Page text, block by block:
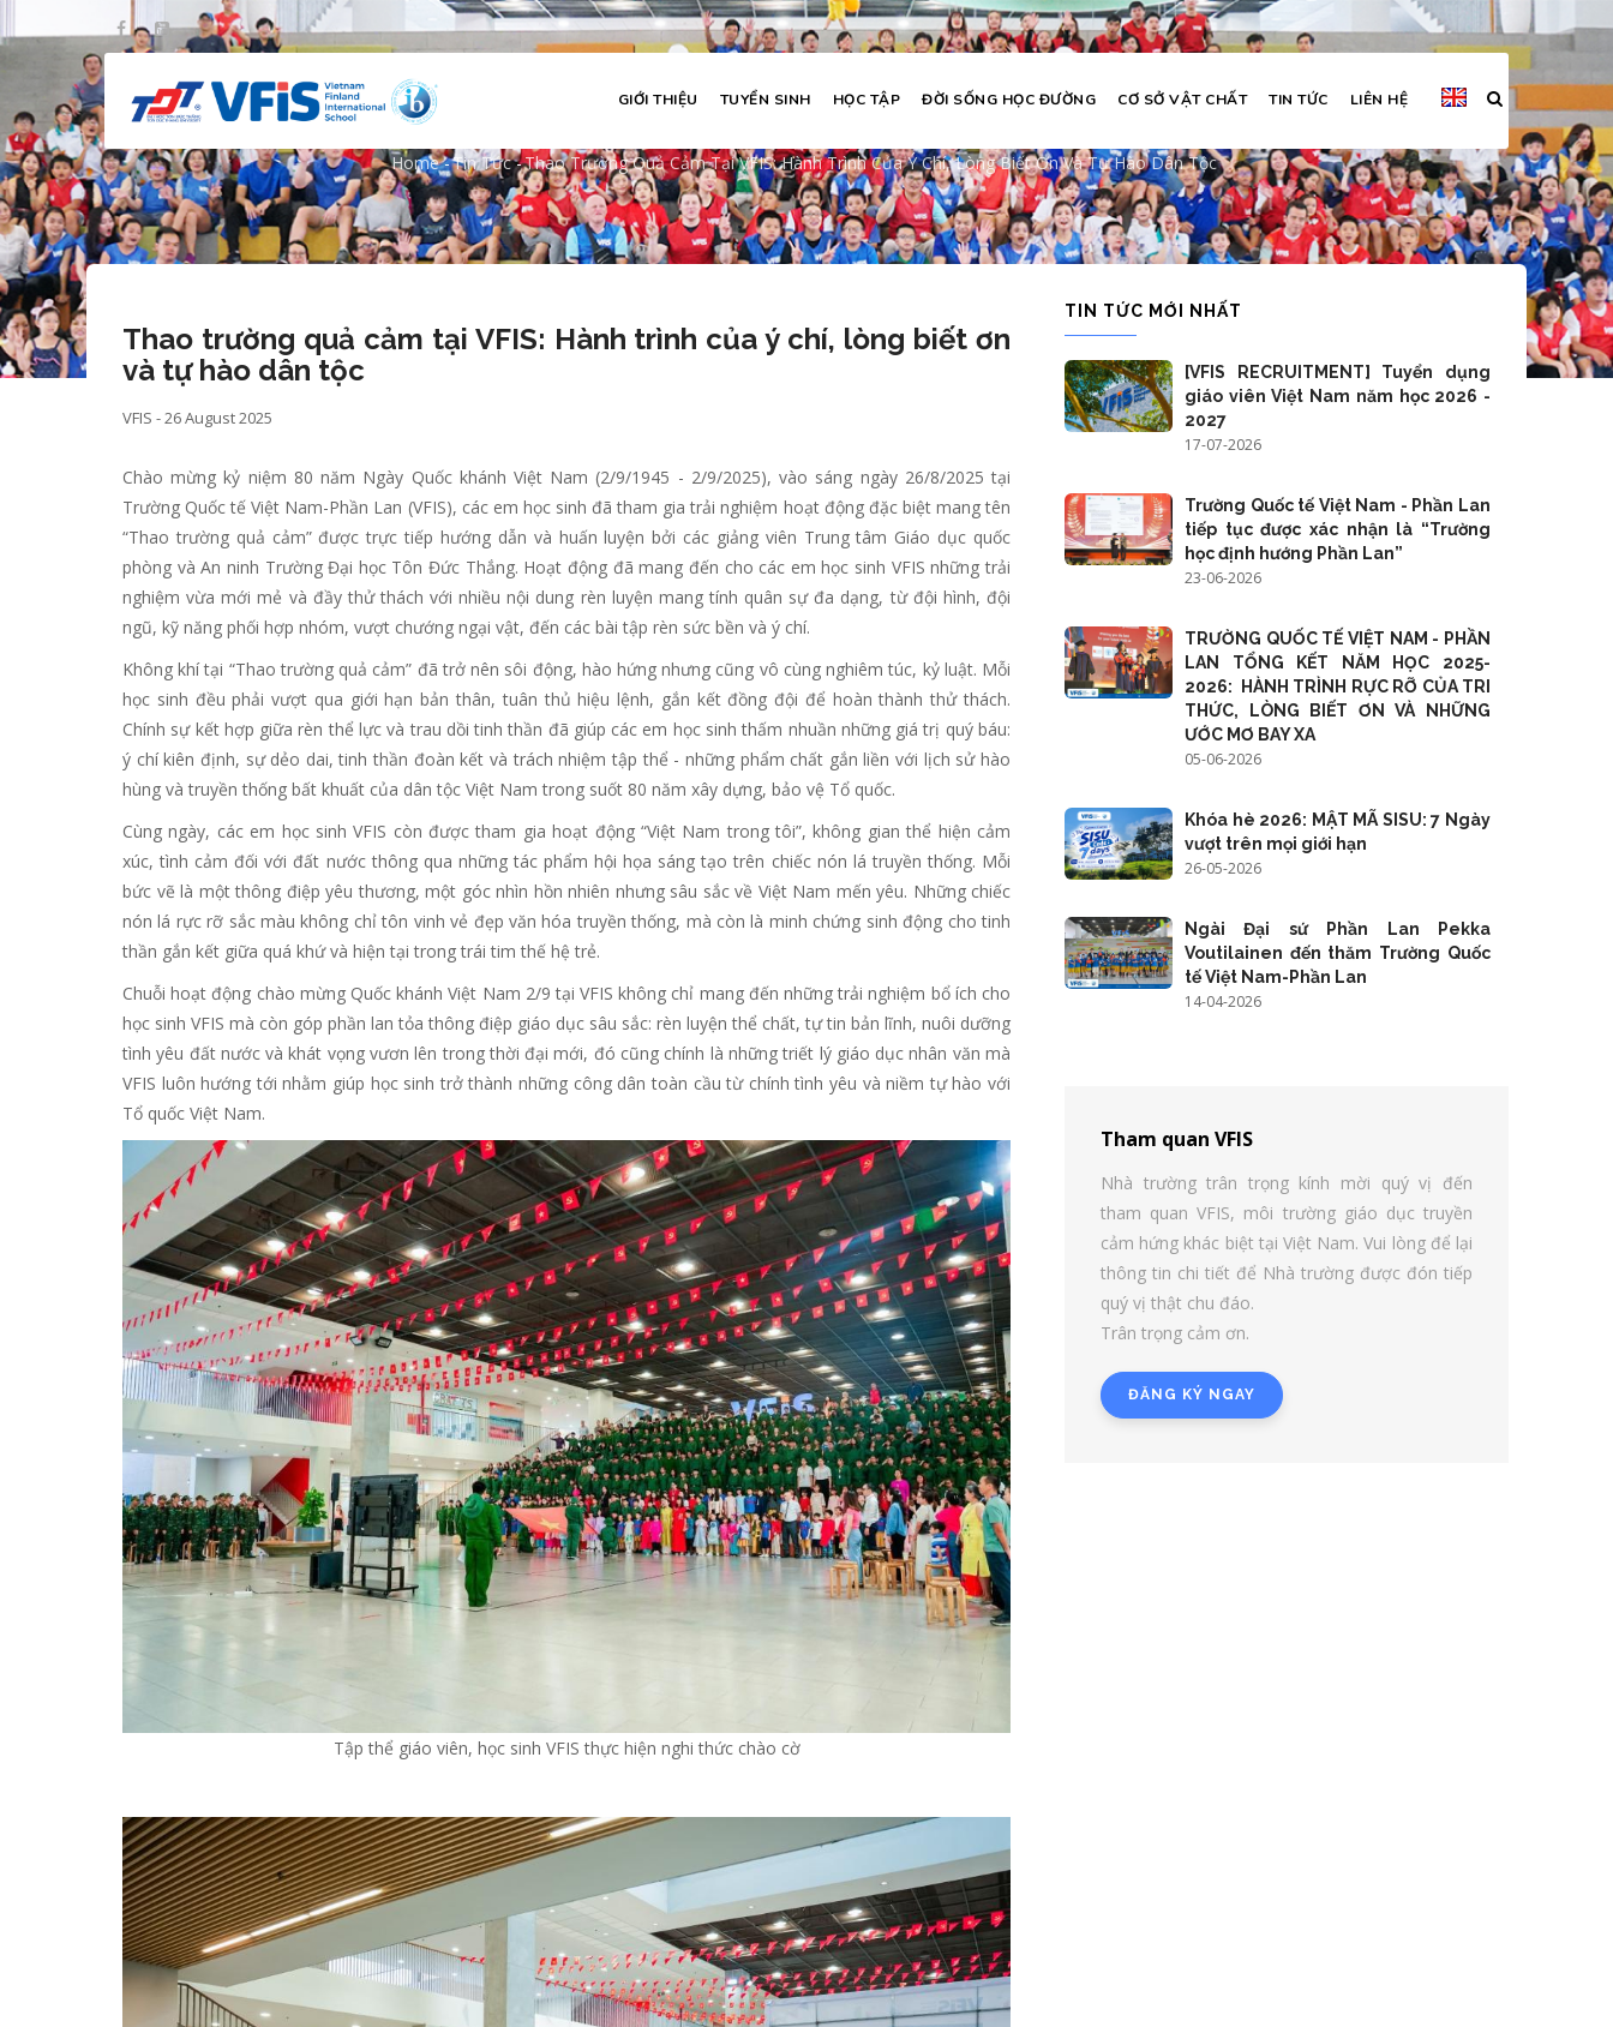
to
content
GIỚI THIỆU TUYỂN SINH HỌC TẬP ĐỜI SỐNG HỌC ĐƯỜNG CƠ SỞ VẬT CHẤT TIN TỨC LIÊN HỆ
Thao trường quả cảm tại VFIS: Hành trình của ý chí, lòng biết ơn và tự hào dân tộc
Breadcrumb
Home -Tin Tức -Thao Trường Quả Cảm Tại VFIS: Hành Trình Của Ý Chí, Lòng Biết Ơn Và Tự Hào Dân Tộc
Thao trường quả cảm tại VFIS: Hành trình của ý chí, lòng biết ơn
và tự hào dân tộc
VFIS - 26 August 2025
Chào mừng kỷ niệm 80 năm Ngày Quốc khánh Việt Nam (2/9/1945 - 2/9/2025), vào sáng ngày 26/8/2025 tại
Trường Quốc tế Việt Nam-Phần Lan (VFIS), các em học sinh đã tham gia trải nghiệm hoạt động đặc biệt mang tên
“Thao trường quả cảm” được trực tiếp hướng dẫn và huấn luyện bởi các giảng viên Trung tâm Giáo dục quốc
phòng và An ninh Trường Đại học Tôn Đức Thắng. Hoạt động đã mang đến cho các em học sinh VFIS những trải
nghiệm vừa mới mẻ và đầy thử thách với nhiều nội dung rèn luyện mang tính quân sự đa dạng, từ đội hình, đội
ngũ, kỹ năng phối hợp nhóm, vượt chướng ngại vật, đến các bài tập rèn sức bền và ý chí.
Không khí tại “Thao trường quả cảm” đã trở nên sôi động, hào hứng nhưng cũng vô cùng nghiêm túc, kỷ luật. Mỗi
học sinh đều phải vượt qua giới hạn bản thân, tuân thủ hiệu lệnh, gắn kết đồng đội để hoàn thành thử thách.
Chính sự kết hợp giữa rèn thể lực và trau dồi tinh thần đã giúp các em học sinh thấm nhuần những giá trị quý báu:
ý chí kiên định, sự dẻo dai, tinh thần đoàn kết và trách nhiệm tập thể - những phẩm chất gắn liền với lịch sử hào
hùng và truyền thống bất khuất của dân tộc Việt Nam trong suốt 80 năm xây dựng, bảo vệ Tổ quốc.
Cùng ngày, các em học sinh VFIS còn được tham gia hoạt động “Việt Nam trong tôi”, không gian thể hiện cảm
xúc, tình cảm đối với đất nước thông qua những tác phẩm hội họa sáng tạo trên chiếc nón lá truyền thống. Mỗi
bức vẽ là một thông điệp yêu thương, một góc nhìn hồn nhiên nhưng sâu sắc về Việt Nam mến yêu. Những chiếc
nón lá rực rỡ sắc màu không chỉ tôn vinh vẻ đẹp văn hóa truyền thống, mà còn là minh chứng sinh động cho tinh
thần gắn kết giữa quá khứ và hiện tại trong trái tim thế hệ trẻ.
Chuỗi hoạt động chào mừng Quốc khánh Việt Nam 2/9 tại VFIS không chỉ mang đến những trải nghiệm bổ ích cho
học sinh VFIS mà còn góp phần lan tỏa thông điệp giáo dục sâu sắc: rèn luyện thể chất, tự tin bản lĩnh, nuôi dưỡng
tình yêu đất nước và khát vọng vươn lên trong thời đại mới, đó cũng chính là những triết lý giáo dục nhân văn mà
VFIS luôn hướng tới nhằm giúp học sinh trở thành những công dân toàn cầu từ chính tình yêu và niềm tự hào với
Tổ quốc Việt Nam.
Tập thể giáo viên, học sinh VFIS thực hiện nghi thức chào cờ
TIN TỨC MỚI NHẤT
[VFIS RECRUITMENT] Tuyển dụng
giáo viên Việt Nam năm học 2026 -
2027
17-07-2026
Trường Quốc tế Việt Nam - Phần Lan
tiếp tục được xác nhận là “Trường
học định hướng Phần Lan”
23-06-2026
TRƯỜNG QUỐC TẾ VIỆT NAM - PHẦN
LAN TỔNG KẾT NĂM HỌC 2025-
2026: HÀNH TRÌNH RỰC RỠ CỦA TRI
THỨC, LÒNG BIẾT ƠN VÀ NHỮNG
ƯỚC MƠ BAY XA
05-06-2026
Khóa hè 2026: MẬT MÃ SISU: 7 Ngày
vượt trên mọi giới hạn
26-05-2026
Ngài Đại sứ Phần Lan Pekka
Voutilainen đến thăm Trường Quốc
tế Việt Nam-Phần Lan
14-04-2026
Tham quan VFIS
Nhà trường trân trọng kính mời quý vị đến
tham quan VFIS, môi trường giáo dục truyền
cảm hứng khác biệt tại Việt Nam. Vui lòng để lại
thông tin chi tiết để Nhà trường được đón tiếp
quý vị thật chu đáo.
Trân trọng cảm ơn.
ĐĂNG KÝ NGAY